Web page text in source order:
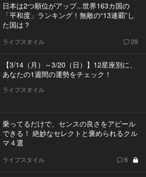
日本は2つ順位がアップ...世界163カ国の
「平和度」ランキング！無敵の“13連覇”し
た国は？
ライフスタイル 29
【3/14（月）～3/20（日）】12星座別に、
あなたの1週間の運勢をチェック！
ライフスタイル
乗ってるだけで、センスの良さをアピール
できる！ 絶妙なセレクトと褒められるクル
マ４選
ライフスタイル 6